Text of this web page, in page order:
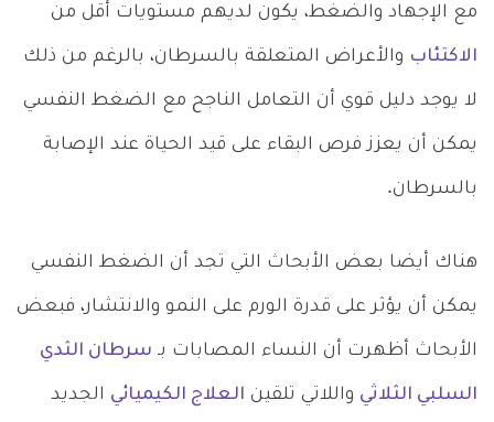
مع الإجهاد والضغط، يكون لديهم مستويات أقل من
الاكتئاب والأعراض المتعلقة بالسرطان، بالرغم من ذلك
لا يوجد دليل قوي أن التعامل الناجح مع الضغط النفسي
يمكن أن يعزز فرص البقاء على قيد الحياة عند الإصابة
بالسرطان.
هناك أيضا بعض الأبحاث التي تجد أن الضغط النفسي
يمكن أن يؤثر على قدرة الورم على النمو والانتشار، فبعض
الأبحاث أظهرت أن النساء المصابات بـ سرطان الثدي
السلبي الثلاثي واللاتي تلقين العلاج الكيميائي الجديد